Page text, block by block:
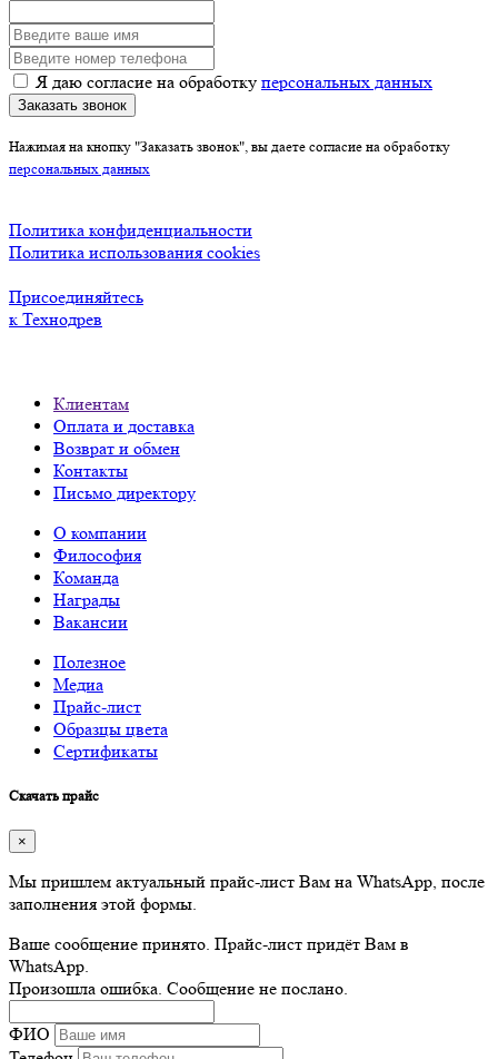
Я даю согласие на обработку персональных данных
Заказать звонок
Нажимая на кнопку "Заказать звонок", вы даете согласие на обработку
персональных данных
Политика конфиденциальности
Политика использования cookies
Присоединяйтесь
к Технодрев
Клиентам
Оплата и доставка
Возврат и обмен
Контакты
Письмо директору
О компании
Философия
Команда
Награды
Вакансии
Полезное
Медиа
Прайс-лист
Образцы цвета
Сертификаты
Скачать прайс
×
Мы пришлем актуальный прайс-лист Вам на WhatsApp, после
заполнения этой формы.
Ваше сообщение принято. Прайс-лист придёт Вам в
WhatsApp.
Произошла ошибка. Сообщение не послано.
ФИО